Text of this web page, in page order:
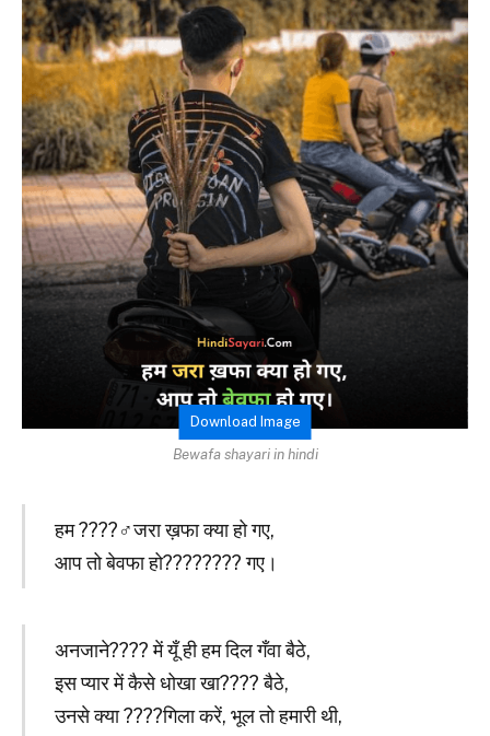
Download Image
Bewafa shayari in hindi
हम ????‍♂️जरा ख़फा क्या हो गए,
आप तो बेवफा हो????‍???? गए।
अनजाने???? में यूँ ही हम दिल गँवा बैठे,
इस प्यार में कैसे धोखा खा???? बैठे,
उनसे क्या ????गिला करें, भूल तो हमारी थी,